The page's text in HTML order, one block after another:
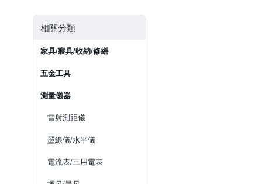
相關分類
家具/寢具/收納/修繕
五金工具
測量儀器
雷射測距儀
墨線儀/水平儀
電流表/三用電表